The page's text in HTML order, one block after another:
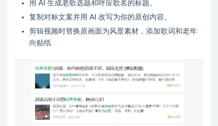
用 AI 生成老歌选题和呼应歌名的标题。
复制对标文案并用 AI 改写为你的原创内容。
剪辑视频时替换原画面为风景素材，添加歌词和老年
向贴纸